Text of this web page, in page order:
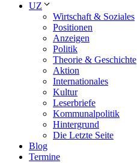
UZ
Wirtschaft & Soziales
Positionen
Anzeigen
Politik
Theorie & Geschichte
Aktion
Internationales
Kultur
Leserbriefe
Kommunalpolitik
Hintergrund
Die Letzte Seite
Blog
Termine